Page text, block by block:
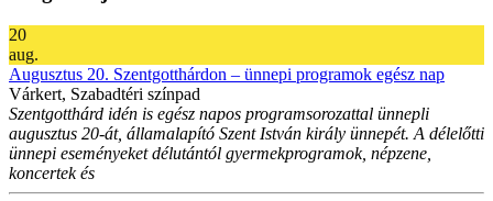
20
aug.
Augusztus 20. Szentgotthárdon – ünnepi programok egész nap
Várkert, Szabadtéri színpad
Szentgotthárd idén is egész napos programsorozattal ünnepli
augusztus 20-át, államalapító Szent István király ünnepét. A délelőtti
ünnepi eseményeket délutántól gyermekprogramok, népzene,
koncertek és